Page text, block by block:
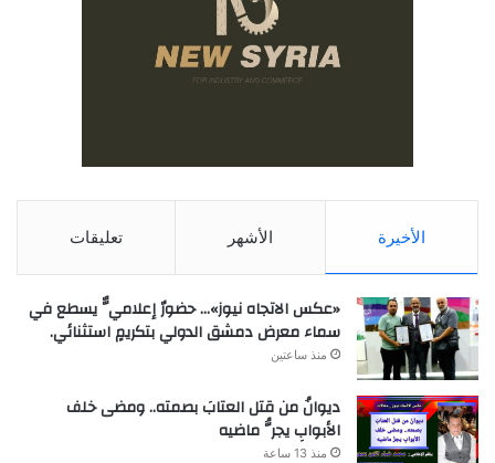
الأخيرة الأشهر تعليقات
«عكس الاتجاه نيوز»… حضورٌ إعلاميٌّ يسطع في
سماء معرض دمشق الدولي بتكريمٍ استثنائي.
منذ ساعتين
ديوانُ من قتل العتابَ بصمته.. ومضى خلف
الأبوابِ يجرُّ ماضيه
منذ 13 ساعة